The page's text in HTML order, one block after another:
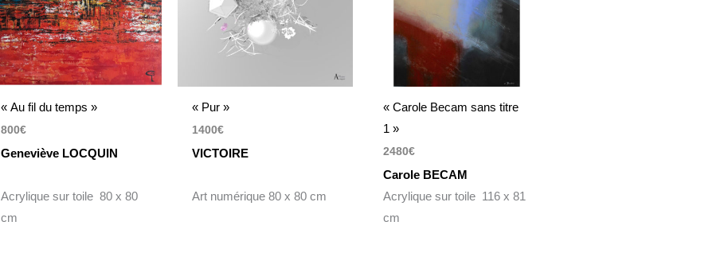
« Au fil du temps »
800€
Geneviève LOCQUIN
Acrylique sur toile 80 x 80
cm
« Pur »
1400€
VICTOIRE
Art numérique 80 x 80 cm
« Carole Becam sans titre
1 »
2480€
Carole BECAM
Acrylique sur toile 116 x 81
cm